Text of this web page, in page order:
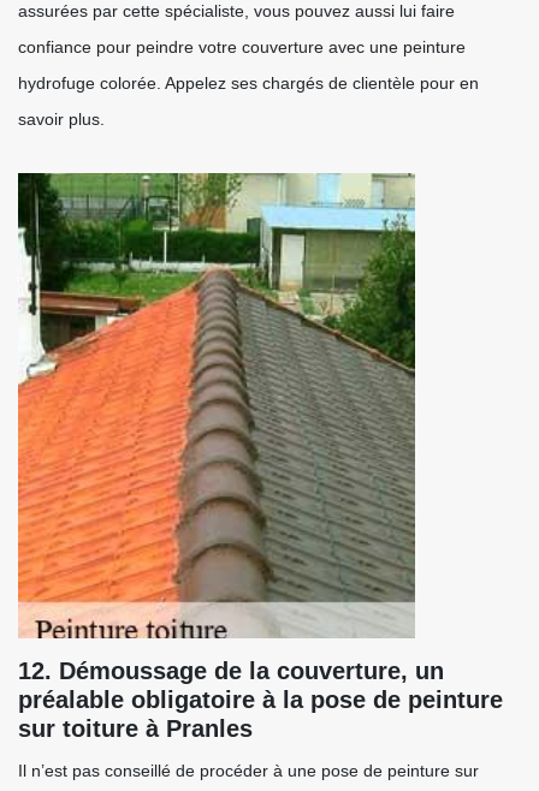
assurées par cette spécialiste, vous pouvez aussi lui faire
confiance pour peindre votre couverture avec une peinture
hydrofuge colorée. Appelez ses chargés de clientèle pour en
savoir plus.
12. Démoussage de la couverture, un
préalable obligatoire à la pose de peinture
sur toiture à Pranles
Il n’est pas conseillé de procéder à une pose de peinture sur